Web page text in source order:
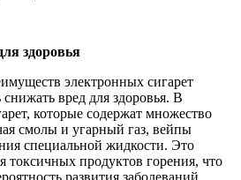
здоровья
электронных сигарет
снижать вред для здоровья. В
которые содержат множество
смолы и угарный газ, вейпы
специальной жидкости. Это
токсичных продуктов горения, что
развития заболеваний